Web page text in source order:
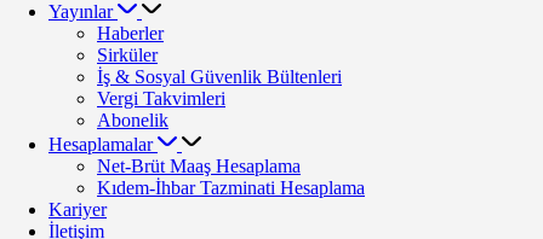
Yayınlar
Haberler
Sirküler
İş & Sosyal Güvenlik Bültenleri
Vergi Takvimleri
Abonelik
Hesaplamalar
Net-Brüt Maaş Hesaplama
Kıdem-İhbar Tazminati Hesaplama
Kariyer
İletişim